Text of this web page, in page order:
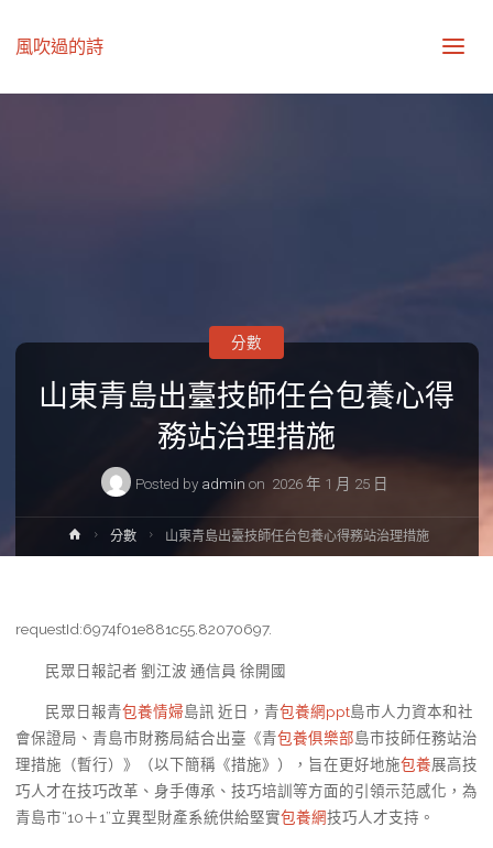
風吹過的詩
山東青島出臺技師任台包養心得
務站治理措施
Posted by admin on 2026 年 1 月 25 日
分數
Home分數 山東青島出臺技師任台包養心得務站治理措施
requestId:6974f01e881c55.82070697.
民眾日報記者 劉江波 通信員 徐開國
民眾日報青包養情婦島訊 近日，青包養網ppt島市人力資本和社
會保證局、青島市財務局結合出臺《青包養俱樂部島市技師任務站治
理措施（暫行）》（以下簡稱《措施》），旨在更好地施包養展高技
巧人才在技巧改革、身手傳承、技巧培訓等方面的引領示范感化，為
青島市“10＋1”立異型財產系統供給堅實包養網技巧人才支持。